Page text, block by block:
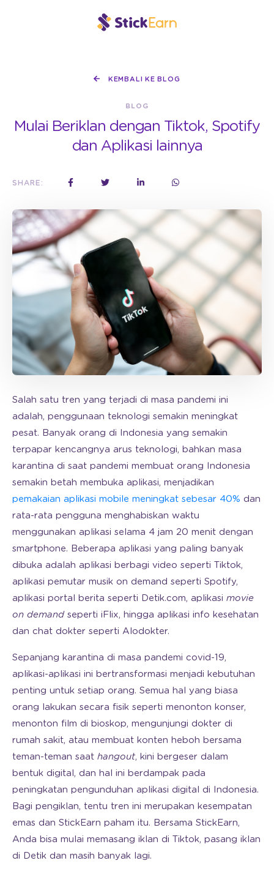
KEMBALI KE BLOG
BLOG
Mulai Beriklan dengan Tiktok, Spotify
dan Aplikasi lainnya
SHARE:
Salah satu tren yang terjadi di masa pandemi ini
adalah, penggunaan teknologi semakin meningkat
pesat. Banyak orang di Indonesia yang semakin
terpapar kencangnya arus teknologi, bahkan masa
karantina di saat pandemi membuat orang Indonesia
semakin betah membuka aplikasi, menjadikan
pemakaian aplikasi mobile meningkat sebesar 40% dan
rata-rata pengguna menghabiskan waktu
menggunakan aplikasi selama 4 jam 20 menit dengan
smartphone. Beberapa aplikasi yang paling banyak
dibuka adalah aplikasi berbagi video seperti Tiktok,
aplikasi pemutar musik on demand seperti Spotify,
aplikasi portal berita seperti Detik.com, aplikasi movie
on demand seperti iFlix, hingga aplikasi info kesehatan
dan chat dokter seperti Alodokter.
Sepanjang karantina di masa pandemi covid-19,
aplikasi-aplikasi ini bertransformasi menjadi kebutuhan
penting untuk setiap orang. Semua hal yang biasa
orang lakukan secara fisik seperti menonton konser,
menonton film di bioskop, mengunjungi dokter di
rumah sakit, atau membuat konten heboh bersama
teman-teman saat hangout, kini bergeser dalam
bentuk digital, dan hal ini berdampak pada
peningkatan pengunduhan aplikasi digital di Indonesia.
Bagi pengiklan, tentu tren ini merupakan kesempatan
emas dan StickEarn paham itu. Bersama StickEarn,
Anda bisa mulai memasang iklan di Tiktok, pasang iklan
di Detik dan masih banyak lagi.